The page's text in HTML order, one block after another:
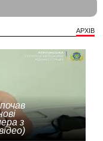
АРХІВ
з